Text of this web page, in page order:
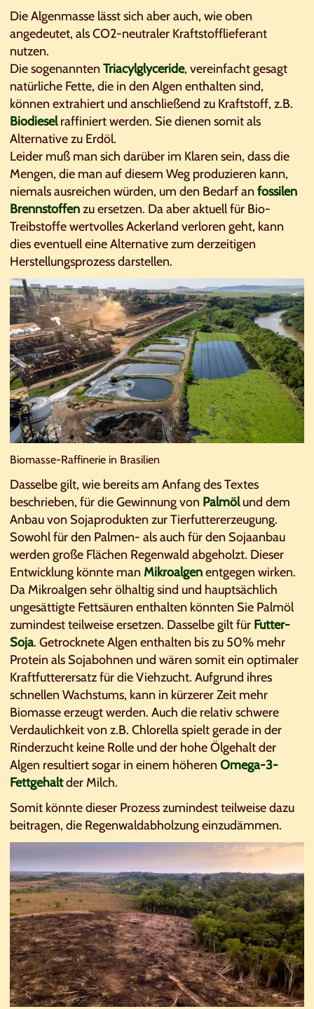
Die Algenmasse lässt sich aber auch, wie oben
angedeutet, als CO2-neutraler Kraftstofflieferant
nutzen.
Die sogenannten Triacylglyceride, vereinfacht gesagt
natürliche Fette, die in den Algen enthalten sind,
können extrahiert und anschließend zu Kraftstoff, z.B.
Biodieselraffiniert werden. Sie dienen somit als
Alternative zu Erdöl.
Leider muß man sich darüber im Klaren sein, dass die
Mengen, die man auf diesem Weg produzieren kann,
niemals ausreichen würden, um den Bedarf an fossilen
Brennstoffenzu ersetzen. Da aber aktuell für Bio-
Treibstoffe wertvolles Ackerland verloren geht, kann
dies eventuell eine Alternative zum derzeitigen
Herstellungsprozess darstellen.
Biomasse-Raffinerie in Brasilien
Dasselbe gilt, wie bereits am Anfang des Textes
beschrieben, für die Gewinnung von Palmölund dem
Anbau von Sojaprodukten zur Tierfuttererzeugung.
Sowohl für den Palmen- als auch für den Sojaanbau
werden große Flächen Regenwald abgeholzt. Dieser
Entwicklung könnte man Mikroalgenentgegen wirken.
Da Mikroalgen sehr ölhaltig sind und hauptsächlich
ungesättigte Fettsäuren enthalten könnten Sie Palmöl
zumindest teilweise ersetzen. Dasselbe gilt für Futter-
Soja. Getrocknete Algen enthalten bis zu 50% mehr
Protein als Sojabohnen und wären somit ein optimaler
Kraftfutterersatz für die Viehzucht. Aufgrund ihres
schnellen Wachstums, kann in kürzerer Zeit mehr
Biomasse erzeugt werden. Auch die relativ schwere
Verdaulichkeit von z.B. Chlorella spielt gerade in der
Rinderzucht keine Rolle und der hohe Ölgehalt der
Algen resultiert sogar in einem höheren Omega-3-
Fettgehaltder Milch.
Somit könnte dieser Prozess zumindest teilweise dazu
beitragen, die Regenwaldabholzung einzudämmen.